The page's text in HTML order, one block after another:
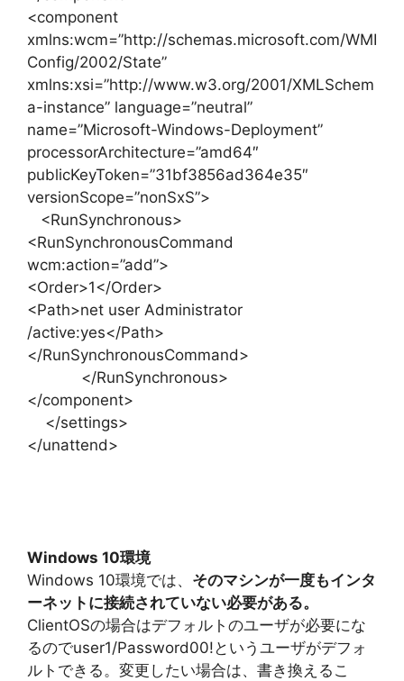
<component
xmlns:wcm=”http://schemas.microsoft.com/WMI
Config/2002/State”
xmlns:xsi=”http://www.w3.org/2001/XMLSchem
a-instance” language=”neutral”
name=”Microsoft-Windows-Deployment”
processorArchitecture=”amd64″
publicKeyToken=”31bf3856ad364e35″
versionScope=”nonSxS”>
<RunSynchronous>
<RunSynchronousCommand
wcm:action=”add”>
<Order>1</Order>
<Path>net user Administrator
/active:yes</Path>
</RunSynchronousCommand>
</RunSynchronous>
</component>
</settings>
</unattend>
Windows 10環境
Windows 10環境では、 そのマシンが一度もインタ
ーネットに接続されていない必要がある。
ClientOSの場合はデフォルトのユーザが必要にな
るのでuser1/Password00!というユーザがデフォ
ルトできる。変更したい場合は、書き換えるこ